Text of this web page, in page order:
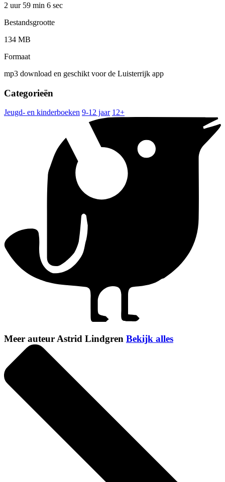
2 uur 59 min 6 sec
Bestandsgrootte
134 MB
Formaat
mp3 download en geschikt voor de Luisterrijk app
Categorieën
Jeugd- en kinderboeken 9-12 jaar 12+
Meer auteur Astrid Lindgren Bekijk alles